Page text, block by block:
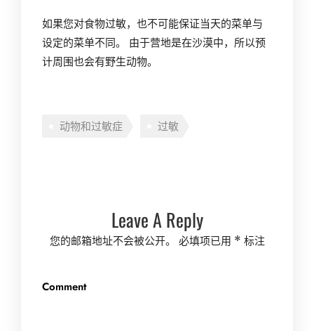
如果您对食物过敏，也不可能保证当天的菜单与
设定的菜单不同。 由于营地是在沙漠中，所以预
计周围也会有野生动物。
动物和过敏症 过敏
Leave A Reply
您的邮箱地址不会被公开。 必填项已用 * 标注
Comment